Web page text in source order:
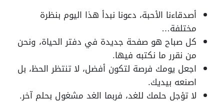
أصدقاءنا الأحبة، دعونا نبدأ هذا اليوم بنظرة
مختلفة…
كل صباح هو صفحة جديدة في دفتر الحياة، ونحن
من نقرر ما نكتبه فيها.
اجعل يومك فرصة لتكون أفضل، لا تنتظر الحظ، بل
اصنعه بيديك.
لا تؤجل حلمك للغد، فربما الغد مشغول بحلم آخر.